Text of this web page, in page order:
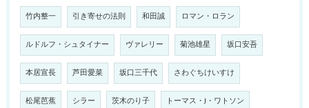
竹内整一 引き寄せの法則 和田誠 ロマン・ロラン
ルドルフ・シュタイナー ヴァレリー 菊池雄星 坂口安吾
本居宣長 芦田愛菜 坂口三千代 さわぐちけいすけ
松尾芭蕉 シラー 茨木のり子 トーマス・J・ワトソン